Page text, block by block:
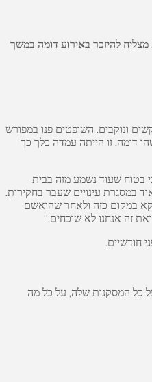
להיזכר באירוע דומה במשך
ונוקבים. השופטים פנו במפורש
בבית משפט וקשה לי להיזכר במשהו דומה. זו הייתה עמדה כלך כך
זאת שאלה מורכבת, אני בטוח שעוד נשמע מזה בבית
במסגרת עינויים שעבר בחקירות.
במקום כזה ולאחר שהואשם
זה אנחנו לא שוכחים.”
חודשיים.
כל המסקנות שלה, על כל מה